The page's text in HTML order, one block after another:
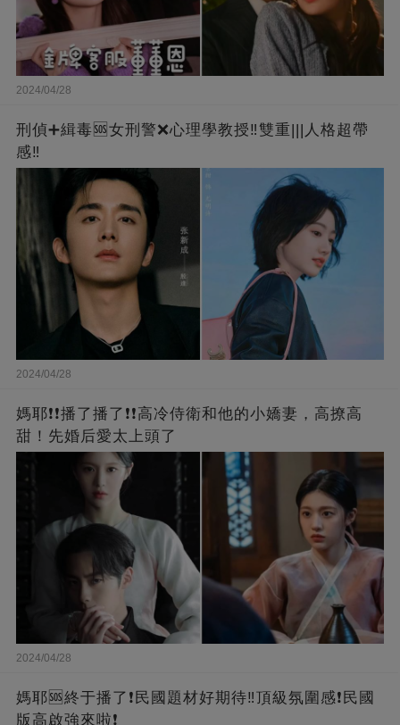
2024/04/28
刑偵➕緝毒🆘女刑警❌心理學教授‼️雙重|||人格超帶
感‼️
2024/04/28
媽耶❗❗播了播了❗❗高冷侍衛和他的小嬌妻，高撩高
甜！先婚后愛太上頭了
2024/04/28
媽耶🆘終于播了❗️民國題材好期待‼️頂級氛圍感❗️民國
版高啟強來啦❗